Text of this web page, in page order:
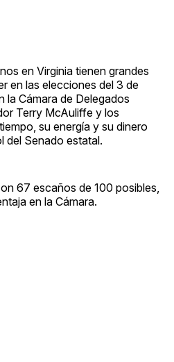
en Virginia tienen grandes
en las elecciones del 3 de
la Cámara de Delegados
Terry McAuliffe y los
su energía y su dinero
del Senado estatal.
67 escaños de 100 posibles,
en la Cámara.